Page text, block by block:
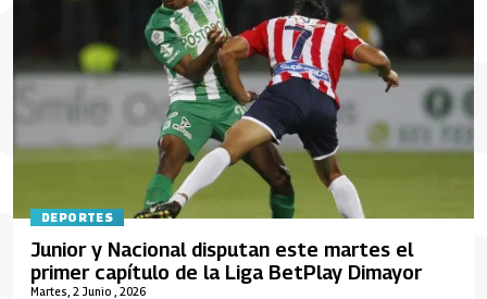
DEPORTES
Martes, 2 Junio , 2026
Junior y Nacional disputan este martes el
primer capítulo de la Liga BetPlay Dimayor